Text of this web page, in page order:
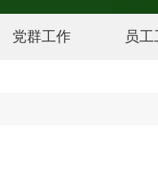
党群工作 员